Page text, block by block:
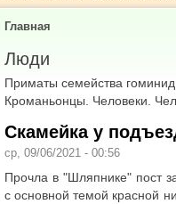
Главная
Люди
Приматы семейства
Кроманьонцы. Человеки.
Скамейка у
ср, 09/06/2021 - 00:56
Прочла в "Шляпнике" пост
с основной темой красной